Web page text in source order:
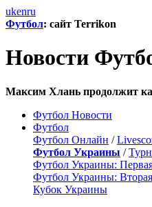
ukenru
Футбол: сайт Terrikon
Новости
Максим Хлань продолжит
Футбол Новости
Футбол
Футбол Онлайн /
Футбол Украины /
Футбол Украины:
Футбол Украины:
Кубок Украины